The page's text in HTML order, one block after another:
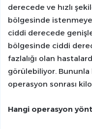
derecede ve hızlı
bölgesinde
ciddi derecede
bölgesinde ciddi
fazlalığı olan
görülebiliyor. Bununla
operasyon sonrası
Hangi operasyon